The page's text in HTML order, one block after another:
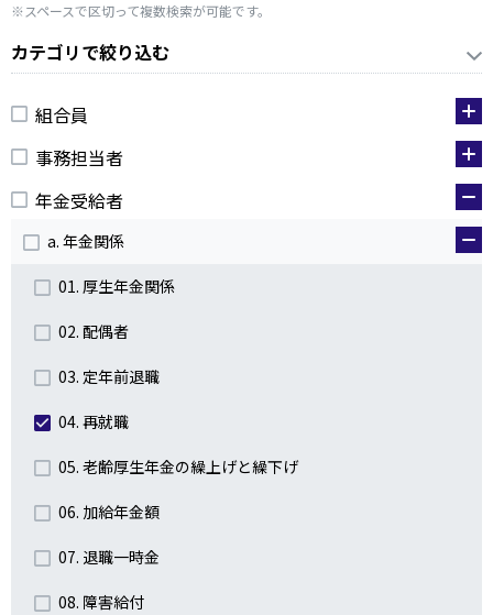
※スペースで区切って複数検索が可能です。
カテゴリで絞り込む
組合員
事務担当者
年金受給者
a. 年金関係
01. 厚生年金関係
02. 配偶者
03. 定年前退職
04. 再就職
05. 老齢厚生年金の繰上げと繰下げ
06. 加給年金額
07. 退職一時金
08. 障害給付